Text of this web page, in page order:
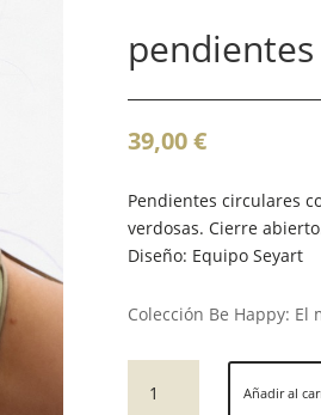
pendientes
39,00€
Pendientes circulares
verdosas. Cierre
Diseño: Equipo Seyart
Colección Be Happy:
Añadir al